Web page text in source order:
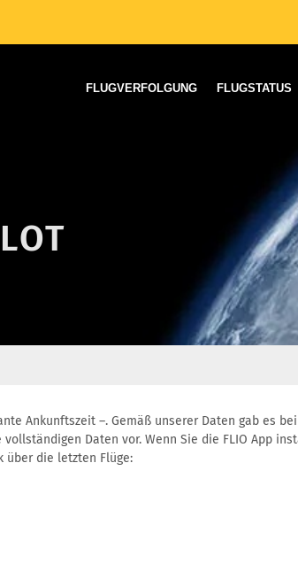
FLUGVERFOLGUNG FLUGSTATUS
Ankunftszeit –. Gemäß unserer Daten gab es
Daten vor. Wenn Sie die FLIO App
über die letzten Flüge: